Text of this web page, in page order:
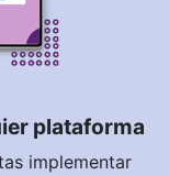
plataforma
implementar